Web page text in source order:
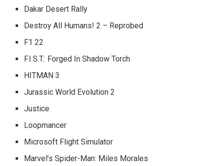
Dakar Desert Rally
Destroy All Humans! 2 – Reprobed
F1 22
F.I.S.T.: Forged In Shadow Torch
HITMAN 3
Jurassic World Evolution 2
Justice
Loopmancer
Microsoft Flight Simulator
Marvel’s Spider-Man: Miles Morales